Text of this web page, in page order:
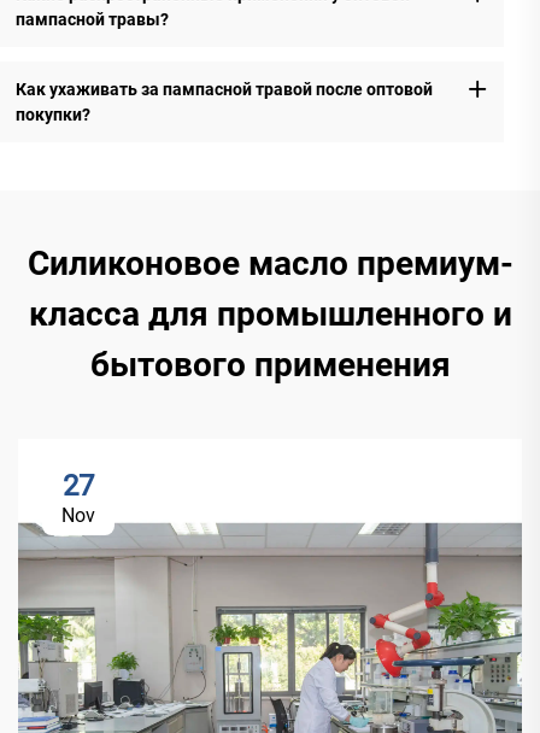
пампасной травы?
Как ухаживать за пампасной травой после оптовой
покупки?
Силиконовое масло премиум-
класса для промышленного и
бытового применения
27
Nov